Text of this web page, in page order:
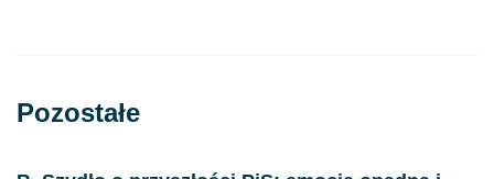
Pozostałe